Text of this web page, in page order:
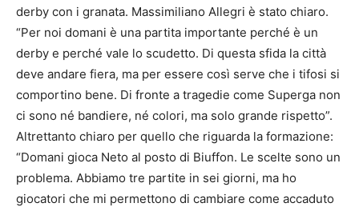
derby con i granata. Massimiliano Allegri è stato chiaro.
“Per noi domani è una partita importante perché è un
derby e perché vale lo scudetto. Di questa sfida la città
deve andare fiera, ma per essere così serve che i tifosi si
comportino bene. Di fronte a tragedie come Superga non
ci sono né bandiere, né colori, ma solo grande rispetto”.
Altrettanto chiaro per quello che riguarda la formazione:
“Domani gioca Neto al posto di Biuffon. Le scelte sono un
problema. Abbiamo tre partite in sei giorni, ma ho
giocatori che mi permettono di cambiare come accaduto